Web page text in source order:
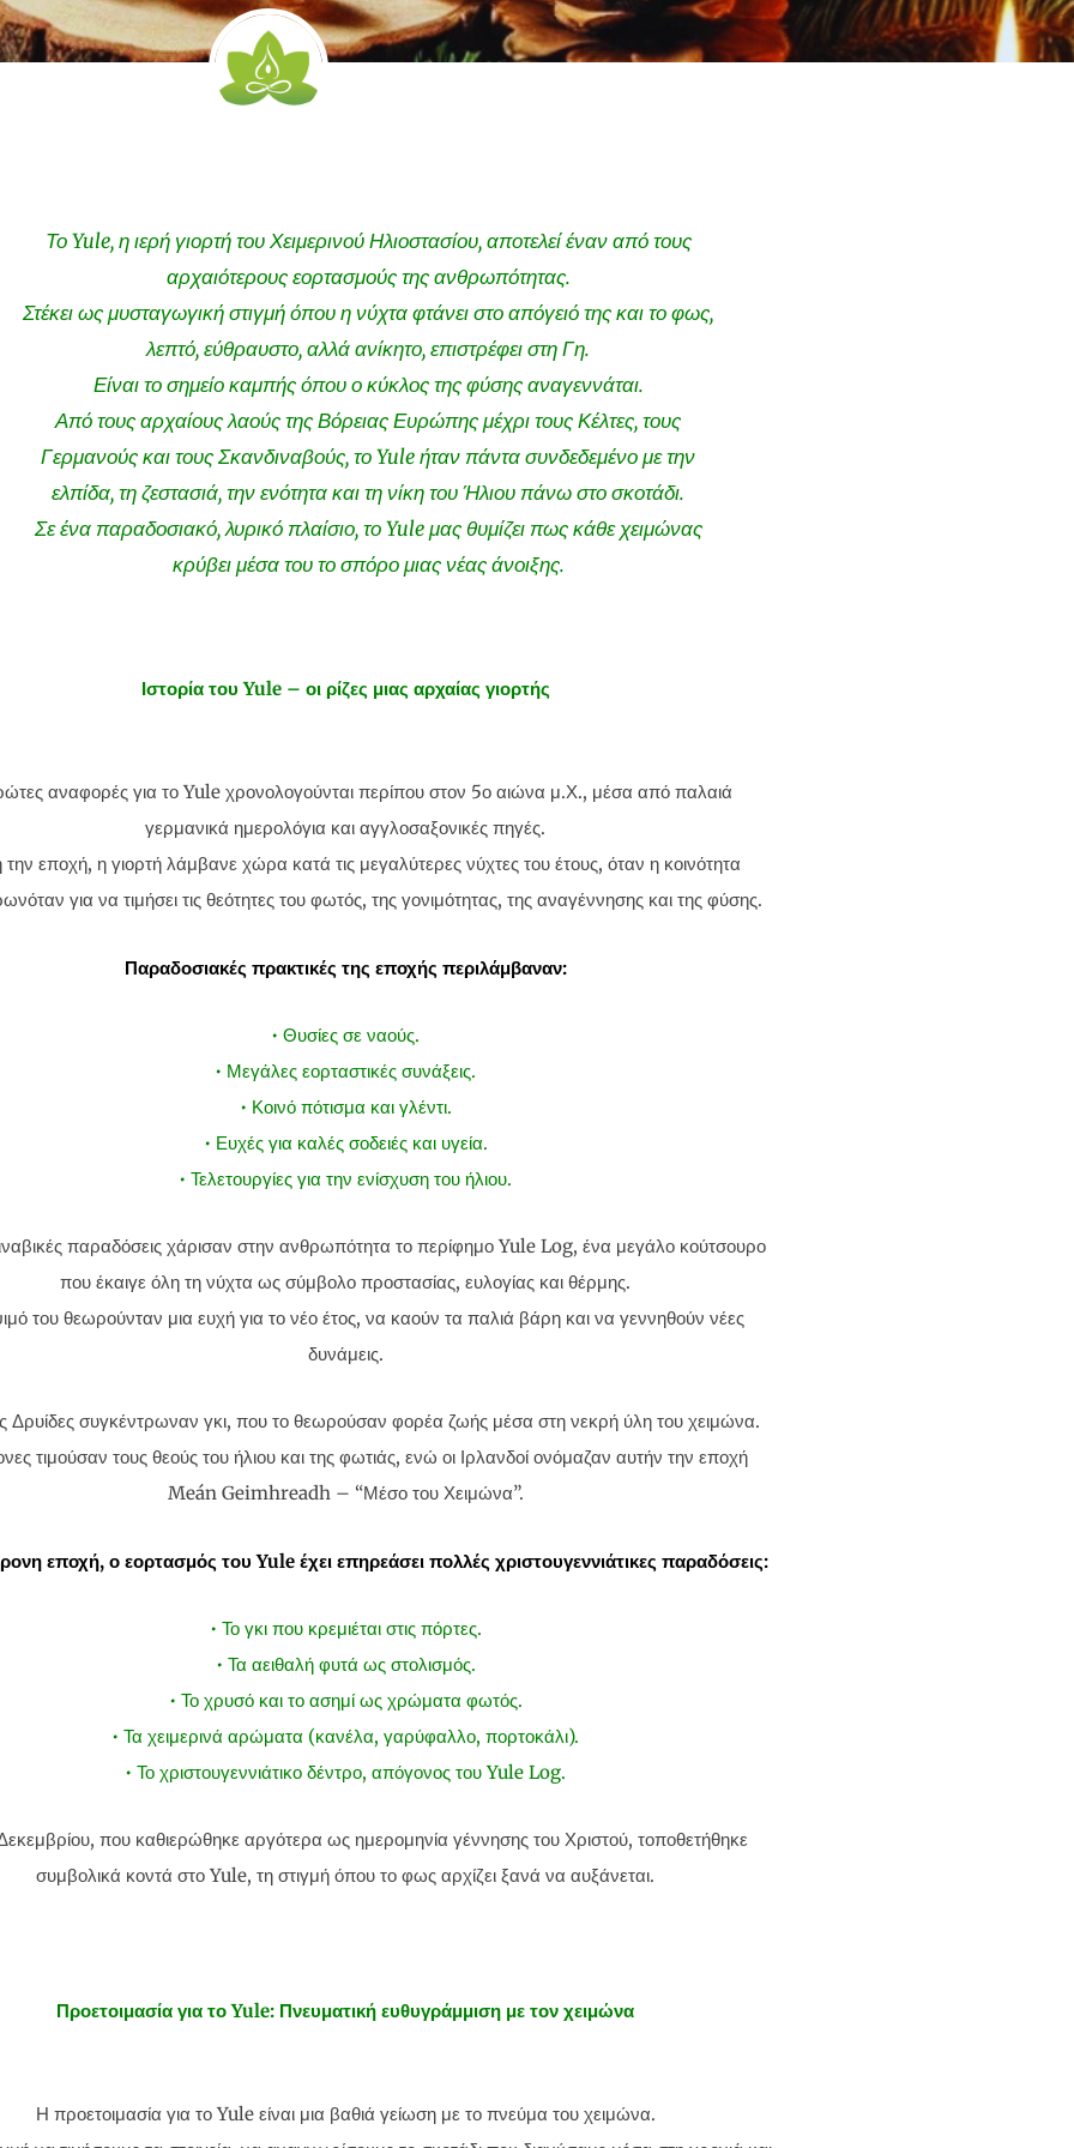
Το Yule, η ιερή γιορτή του Χειμερινού Ηλιοστασίου, αποτελεί έναν από τους
αρχαιότερους εορτασμούς της ανθρωπότητας.
Στέκει ως μυσταγωγική στιγμή όπου η νύχτα φτάνει στο απόγειό της και το φως,
λεπτό, εύθραυστο, αλλά ανίκητο, επιστρέφει στη Γη.
Είναι το σημείο καμπής όπου ο κύκλος της φύσης αναγεννάται.
Από τους αρχαίους λαούς της Βόρειας Ευρώπης μέχρι τους Κέλτες, τους
Γερμανούς και τους Σκανδιναβούς, το Yule ήταν πάντα συνδεδεμένο με την
ελπίδα, τη ζεστασιά, την ενότητα και τη νίκη του Ήλιου πάνω στο σκοτάδι.
Σε ένα παραδοσιακό, λυρικό πλαίσιο, το Yule μας θυμίζει πως κάθε χειμώνας
κρύβει μέσα του το σπόρο μιας νέας άνοιξης.
Ιστορία του Yule – οι ρίζες μιας αρχαίας γιορτής
αναφορές για το Yule χρονολογούνται περίπου στον 5ο αιώνα μ.Χ., μέσα από παλαιά
γερμανικά ημερολόγια και αγγλοσαξονικές πηγές.
την εποχή, η γιορτή λάμβανε χώρα κατά τις μεγαλύτερες νύχτες του έτους, όταν η κοινότητα
για να τιμήσει τις θεότητες του φωτός, της γονιμότητας, της αναγέννησης και της φύσης.
Παραδοσιακές πρακτικές της εποχής περιλάμβαναν:
• Θυσίες σε ναούς.
• Μεγάλες εορταστικές συνάξεις.
• Κοινό πότισμα και γλέντι.
• Ευχές για καλές σοδειές και υγεία.
• Τελετουργίες για την ενίσχυση του ήλιου.
παραδόσεις χάρισαν στην ανθρωπότητα το περίφημο Yule Log, ένα μεγάλο κούτσουρο
που έκαιγε όλη τη νύχτα ως σύμβολο προστασίας, ευλογίας και θέρμης.
του θεωρούνταν μια ευχή για το νέο έτος, να καούν τα παλιά βάρη και να γεννηθούν νέες
δυνάμεις.
Δρυίδες συγκέντρωναν γκι, που το θεωρούσαν φορέα ζωής μέσα στη νεκρή ύλη του χειμώνα.
τιμούσαν τους θεούς του ήλιου και της φωτιάς, ενώ οι Ιρλανδοί ονόμαζαν αυτήν την εποχή
Meán Geimhreadh – “Μέσο του Χειμώνα”.
εποχή, ο εορτασμός του Yule έχει επηρεάσει πολλές χριστουγεννιάτικες παραδόσεις:
• Το γκι που κρεμιέται στις πόρτες.
• Τα αειθαλή φυτά ως στολισμός.
• Το χρυσό και το ασημί ως χρώματα φωτός.
• Τα χειμερινά αρώματα (κανέλα, γαρύφαλλο, πορτοκάλι).
• Το χριστουγεννιάτικο δέντρο, απόγονος του Yule Log.
που καθιερώθηκε αργότερα ως ημερομηνία γέννησης του Χριστού, τοποθετήθηκε
συμβολικά κοντά στο Yule, τη στιγμή όπου το φως αρχίζει ξανά να αυξάνεται.
Προετοιμασία για το Yule: Πνευματική ευθυγράμμιση με τον χειμώνα
Η προετοιμασία για το Yule είναι μια βαθιά γείωση με το πνεύμα του χειμώνα.